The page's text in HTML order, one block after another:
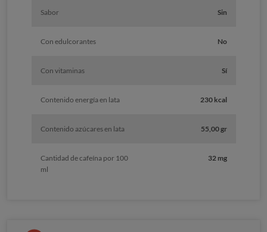
Sabor Sin
Con edulcorantes No
Con vitaminas Sí
Contenido energía en lata 230 kcal
Contenido azúcares en lata 55,00 gr
Cantidad de cafeína por 100
ml
32 mg